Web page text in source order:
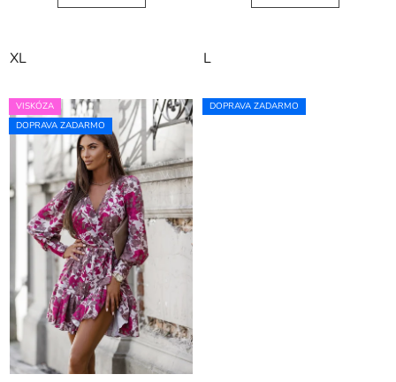
XL L
VISKÓZA
DOPRAVA ZADARMO
DOPRAVA ZADARMO